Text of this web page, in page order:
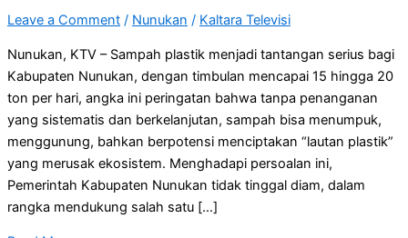
Leave a Comment / Nunukan / Kaltara Televisi
Nunukan, KTV – Sampah plastik menjadi tantangan serius bagi
Kabupaten Nunukan, dengan timbulan mencapai 15 hingga 20
ton per hari, angka ini peringatan bahwa tanpa penanganan
yang sistematis dan berkelanjutan, sampah bisa menumpuk,
menggunung, bahkan berpotensi menciptakan “lautan plastik”
yang merusak ekosistem. Menghadapi persoalan ini,
Pemerintah Kabupaten Nunukan tidak tinggal diam, dalam
rangka mendukung salah satu […]